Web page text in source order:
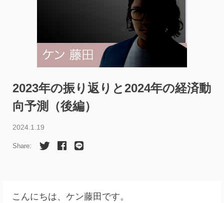
2023年の振り返りと2024年の経済動
向予測（後編）
2024.1.19
Share:
こんにちは、ケン藤田です。